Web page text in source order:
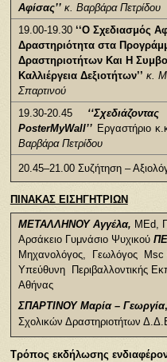
Αφίσας’’ κ.Βαρβάρα Πετρίδου
19.00-19.30‘‘Ο Σχεδιασμός
Δραστηριότητα στα
Δραστηριοτήτων Και Η
Καλλιέργεια Δεξιοτήτων’’κ.
Σπαρτινού
19.30-20.45
PosterΜyWall’’ Εργαστήριο
Βαρβάρα Πετρίδου
20.45–21.00 Συζήτηση –
ΠΙΝΑΚΑΣ ΕΙΣΗΓΗΤΡΙΩΝ
ΜΕΤΑΛΛΗΝΟΥ Αγγέλα, MΕd,
Αρσάκειο Γυμνάσιο Ψυχικού
Μηχανολόγος, Γεωλόγος Msc
Υπεύθυνη Περιβαλλοντικής
Αθήνας
ΣΠΑΡΤΙΝΟΥ Μαρία – Γεωργία
Σχολικών Δραστηριοτήτων
Τρόπος εκδήλωσης